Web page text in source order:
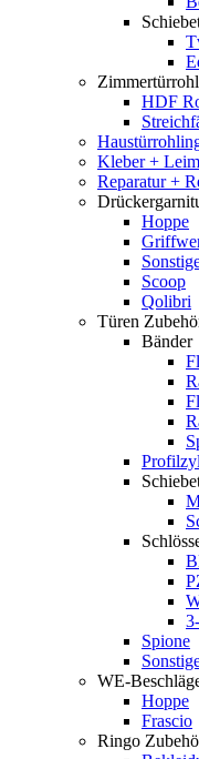
HDF
Kleber + Leim
Reparatur +
Hoppe
Scoop
Qolibri
Türen
Bänder
Spione
WE-
Hoppe
Frascio
Ringo